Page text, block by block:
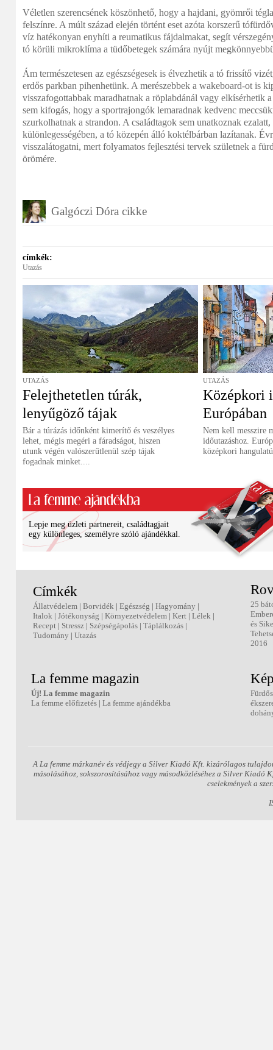
Véletlen szerencsének köszönhető, hogy a hajdani, gyömrői
felszínre. A múlt század elején történt eset azóta korszerű
víz hatékonyan enyhíti a reumatikus fájdalmakat, segít
tó körüli mikroklíma a tüdőbetegek számára nyújt
Ám természetesen az egészségesek is élvezhetik a tó frissítő
erdős parkban pihenhetünk. A merészebbek a wakeboard-ot is
visszafogottabbak maradhatnak a röplabdánál vagy elkísérhetik
sem kifogás, hogy a sportrajongók lemaradnak kedvenc
szurkolhatnak a strandon. A családtagok sem unatkoznak
különlegességében, a tó közepén álló koktélbárban lazítanak.
visszalátogatni, mert folyamatos fejlesztési tervek születnek a
örömére.
Galgóczi Dóra cikke
címkék:
Utazás
UTAZÁS
Felejthetetlen túrák,
lenyűgöző tájak
Bár a túrázás időnként kimerítő és veszélyes
lehet, mégis megéri a fáradságot, hiszen
utunk végén valószerűtlenül szép tájak
fogadnak minket....
UTAZÁS
Középkori
Európában
Nem kell messzire
időutazáshoz.
középkori
Lepje meg üzleti partnereit, családtagjait
egy különleges, személyre szóló ajándékkal.
Címkék
Állatvédelem | Borvidék | Egészség | Hagyomány |
Italok | Jótékonyság | Környezetvédelem | Kert | Lélek |
Recept | Stressz | Szépségápolás | Táplálkozás |
Tudomány | Utazás
25
és
2016
La femme magazin
Új! La femme magazin
La femme előfizetés | La femme ajándékba
A La femme márkanév és védjegy a Silver Kiadó Kft. kizárólagos
másolásához, sokszorosításához vagy másodközléséhez a Silver
cselekmények a